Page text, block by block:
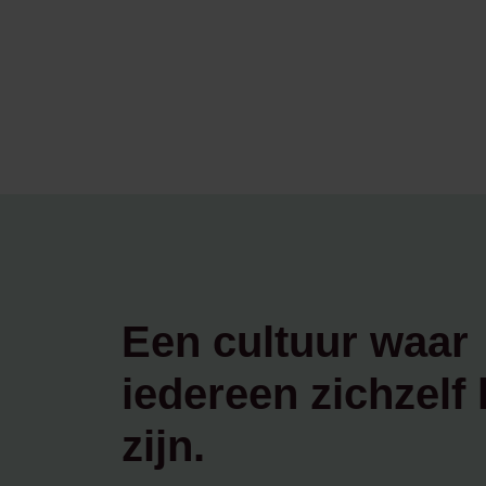
Een cultuur waar
iedereen zichzelf
zijn.